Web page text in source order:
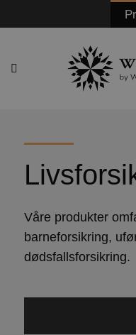
to
Våre produkter
barneforsikring,
dødsfallsforsikring.